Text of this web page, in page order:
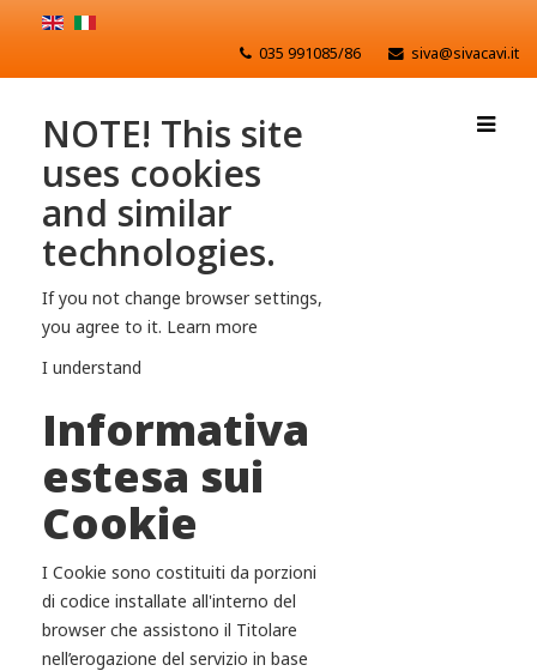
035 991085/86 siva@sivacavi.it
NOTE! This site
uses cookies
and similar
technologies.
If you not change browser settings,
you agree to it. Learn more
I understand
Informativa
estesa sui
Cookie
I Cookie sono costituiti da porzioni
di codice installate all'interno del
browser che assistono il Titolare
nell’erogazione del servizio in base